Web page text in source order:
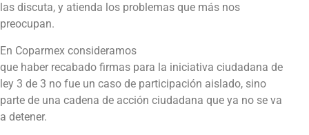
las discuta, y atienda los problemas que más nos
preocupan.
En Coparmex consideramos
que haber recabado firmas para la iniciativa ciudadana de
ley 3 de 3 no fue un caso de participación aislado, sino
parte de una cadena de acción ciudadana que ya no se va
a detener.